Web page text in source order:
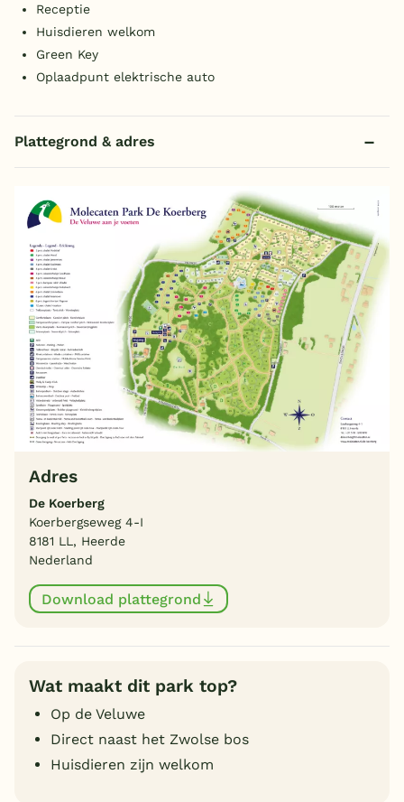
Receptie
Huisdieren welkom
Green Key
Oplaadpunt elektrische auto
Plattegrond & adres
Adres
De Koerberg
Koerbergseweg 4-I
8181 LL, Heerde
Nederland
Download plattegrond
Wat maakt dit park top?
Op de Veluwe
Direct naast het Zwolse bos
Huisdieren zijn welkom